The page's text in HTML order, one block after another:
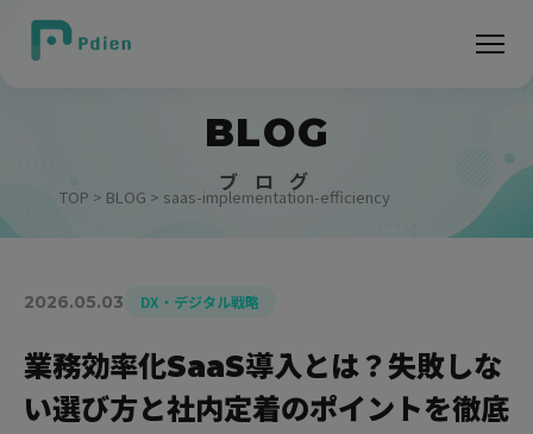
BLOG
ブ ロ グ
TOP > BLOG > saas-implementation-efficiency
2026.05.03 DX・デジタル戦略
業務効率化SaaS導入とは？失敗しな
い選び方と社内定着のポイントを徹底